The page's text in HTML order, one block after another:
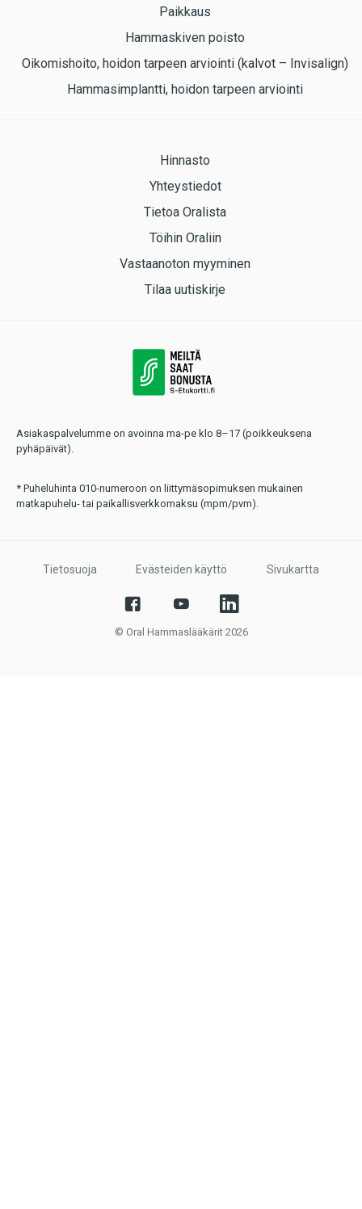
Paikkaus
Hammaskiven poisto
Oikomishoito, hoidon tarpeen arviointi (kalvot – Invisalign)
Hammasimplantti, hoidon tarpeen arviointi
Hinnasto
Yhteystiedot
Tietoa Oralista
Töihin Oraliin
Vastaanoton myyminen
Tilaa uutiskirje
Asiakaspalvelumme on avoinna ma-pe klo 8–17 (poikkeuksena
pyhäpäivät).
* Puheluhinta 010-numeroon on liittymäsopimuksen mukainen
matkapuhelu- tai paikallisverkkomaksu (mpm/pvm).
Tietosuoja Evästeiden käyttö Sivukartta
© Oral Hammaslääkärit 2026